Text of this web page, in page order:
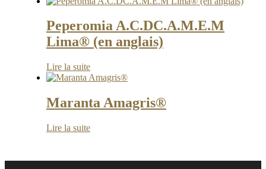
Peperomia A.C.DC.A.M.E.M
Lima® (en anglais)
Lire la suite
Maranta Amagris®
Lire la suite